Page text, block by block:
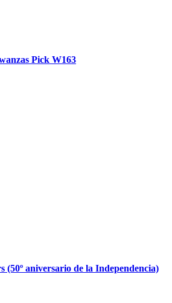
Pick W163
(50º aniversario de la Independencia)